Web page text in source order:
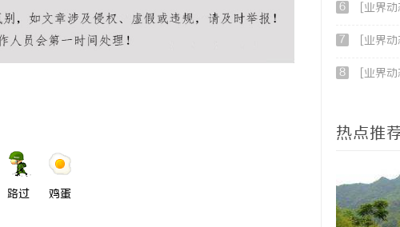
路过 鸡蛋
6 [业界动
7 [业界动
8 [业界动
热点推